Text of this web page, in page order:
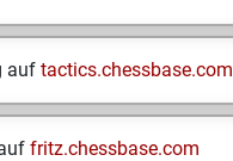
auf tactics.chessbase.com
fritz.chessbase.com